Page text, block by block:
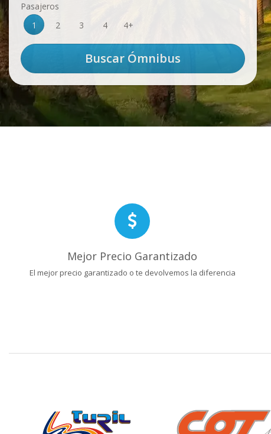
Pasajeros
1
2 3 4 4+
Mejor Precio Garantizado
El mejor precio garantizado o te devolvemos la diferencia